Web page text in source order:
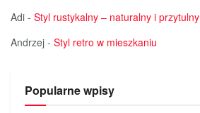
Adi - Styl rustykalny – naturalny i przytulny
Andrzej - Styl retro w mieszkaniu
Popularne wpisy